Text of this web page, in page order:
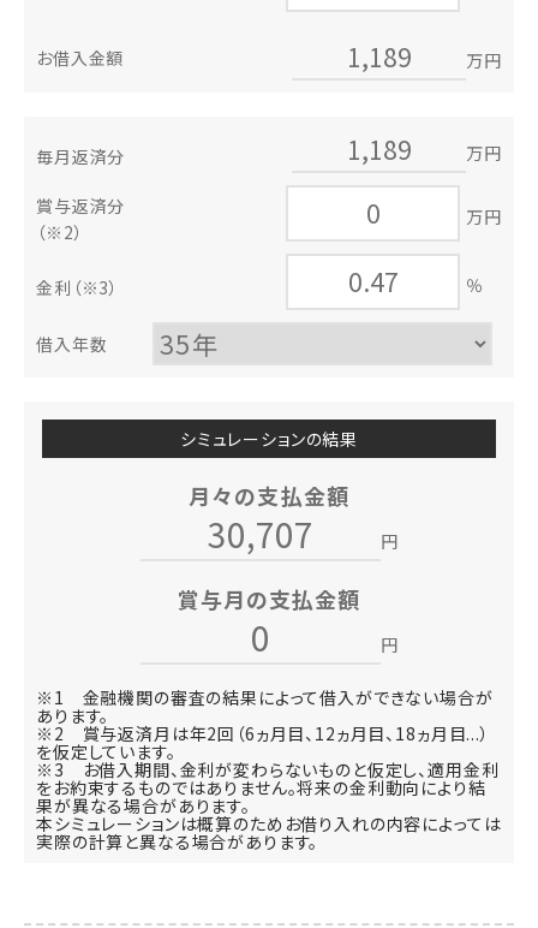
お借入金額 万円
毎月返済分 万円
賞与返済分
（※2）
万円
金利 （※3） ％
借入年数
シミュレーションの結果
月々の支払金額
円
賞与月の支払金額
円
※1 金融機関の審査の結果によって借入ができない場合が
あります。
※2 賞与返済月は年2回（6ヵ月目、12ヵ月目、18ヵ月目...）
を仮定しています。
※3 お借入期間、金利が変わらないものと仮定し、適用金利
をお約束するものではありません。将来の金利動向により結
果が異なる場合があります。
本シミュレーションは概算のためお借り入れの内容によっては
実際の計算と異なる場合があります。